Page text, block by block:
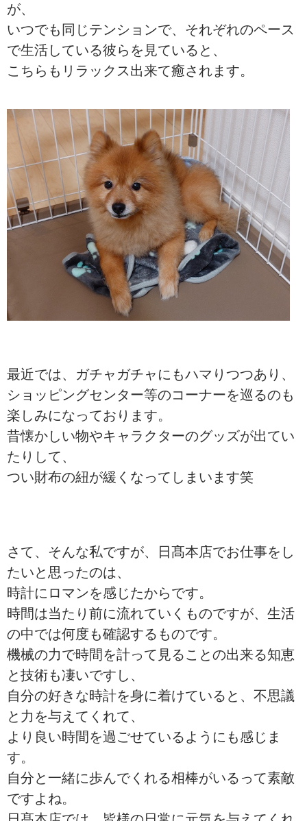
が、
いつでも同じテンションで、それぞれのペース
で生活している彼らを見ていると、
こちらもリラックス出来て癒されます。
最近では、ガチャガチャにもハマりつつあり、
ショッピングセンター等のコーナーを巡るのも
楽しみになっております。
昔懐かしい物やキャラクターのグッズが出てい
たりして、
つい財布の紐が緩くなってしまいます笑
さて、そんな私ですが、日髙本店でお仕事をし
たいと思ったのは、
時計にロマンを感じたからです。
時間は当たり前に流れていくものですが、生活
の中では何度も確認するものです。
機械の力で時間を計って見ることの出来る知恵
と技術も凄いですし、
自分の好きな時計を身に着けていると、不思議
と力を与えてくれて、
より良い時間を過ごせているようにも感じま
す。
自分と一緒に歩んでくれる相棒がいるって素敵
ですよね。